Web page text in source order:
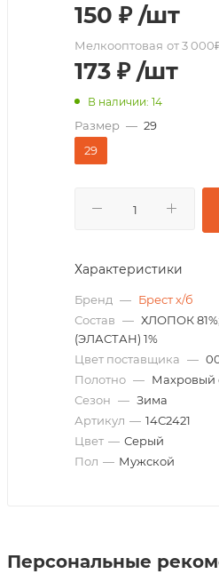
150 ₽ /шт
Мелкооптовая от 3
173 ₽ /шт
В наличии: 14
Размер — 29
29
Характеристики
Бренд — Брест х/б
Состав — ХЛОПОК
(ЭЛАСТАН) 1%
Цвет поставщика —
Полотно — Махровый
Сезон — Зима
Артикул — 14С2421
Цвет — Серый
Пол — Мужской
Персональные